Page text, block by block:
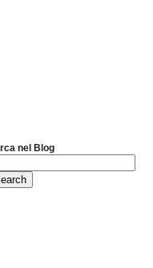
nel Blog